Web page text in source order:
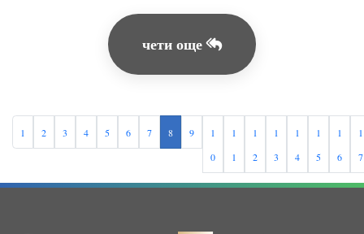
чети още
1 2 3 4 5 6 7 8 9
1
0
1
1
1
2
1
3
1
4
1
5
1
6
1
7